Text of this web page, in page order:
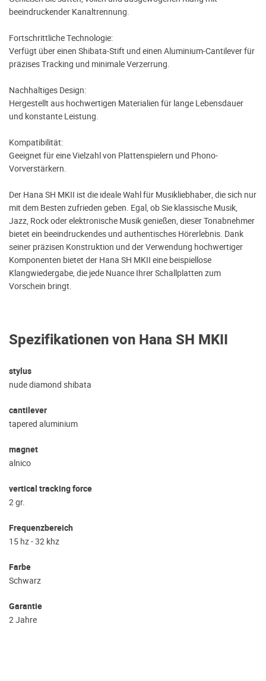
Spezifikationen von Hana SH MKII
stylus
nude diamond shibata
cantilever
tapered aluminium
magnet
alnico
vertical tracking force
2 gr.
Frequenzbereich
15 hz - 32 khz
Farbe
Schwarz
Garantie
2 Jahre
beeindruckender Kanaltrennung.
Fortschrittliche Technologie:
Verfügt über einen Shibata-Stift und einen Aluminium-Cantilever für
präzises Tracking und minimale Verzerrung.
Nachhaltiges Design:
Hergestellt aus hochwertigen Materialien für lange Lebensdauer
und konstante Leistung.
Kompatibilität:
Geeignet für eine Vielzahl von Plattenspielern und Phono-
Vorverstärkern.
Der Hana SH MKII ist die ideale Wahl für Musikliebhaber, die sich nur
mit dem Besten zufrieden geben. Egal, ob Sie klassische Musik,
Jazz, Rock oder elektronische Musik genießen, dieser Tonabnehmer
bietet ein beeindruckendes und authentisches Hörerlebnis. Dank
seiner präzisen Konstruktion und der Verwendung hochwertiger
Komponenten bietet der Hana SH MKII eine beispiellose
Klangwiedergabe, die jede Nuance Ihrer Schallplatten zum
Vorschein bringt.